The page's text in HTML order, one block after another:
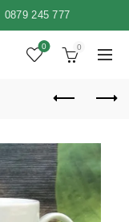
0879 245 777
0 0